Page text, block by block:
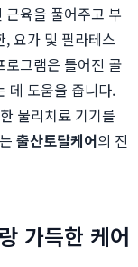
근육을 풀어주고 부
요가 및 필라테스
로그램은 틀어진 골
데 도움을 줍니다.
물리치료 기기를
출산토탈케어의 진
가득한 케어